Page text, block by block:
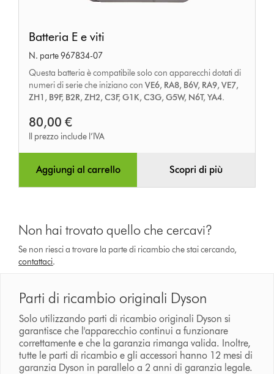
E
e
viti
Batteria E e viti
N. parte 967834-07
Questa batteria è compatibile solo con apparecchi dotati di
numeri di serie che iniziano con VE6, RA8, B6V, RA9, VE7,
ZH1, B9F, B2R, ZH2, C3F, G1K, C3G, G5W, N6T, YA4.
80,00 €
Il prezzo include l’IVA
Aggiungi al carrello Scopri di più
Non hai trovato quello che cercavi?
Se non riesci a trovare la parte di ricambio che stai cercando,
contattaci.
Parti di ricambio originali Dyson
Solo utilizzando parti di ricambio originali Dyson si
garantisce che l'apparecchio continui a funzionare
correttamente e che la garanzia rimanga valida. Inoltre,
tutte le parti di ricambio e gli accessori hanno 12 mesi di
garanzia Dyson in parallelo a 2 anni di garanzia legale.